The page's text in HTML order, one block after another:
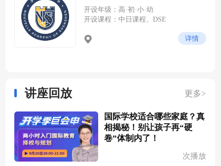
开设年级：高·初·小·幼
开设课程：中日课程、DSE
详情
讲座回放 更多>
国际学校适合哪些家庭？真
相揭秘！别让孩子再“硬
卷”体制内了！
次播放